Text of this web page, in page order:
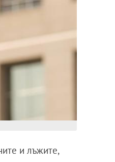
и лъжите,